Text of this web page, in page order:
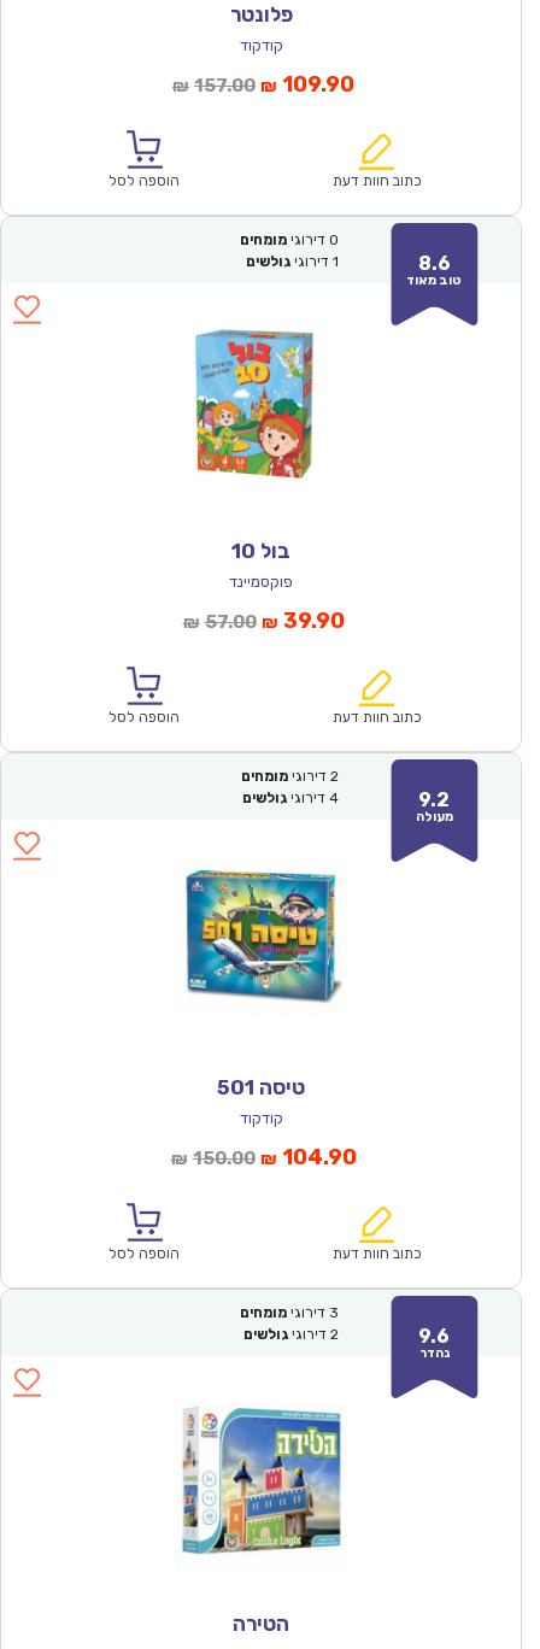
פלונטר
קודקוד
₪ 157.00המחיר
₪157.00.
₪ 109.90המחיר
הוא:
כתוב חוות דעת הוספה לסל
8.6
טוב מאוד
0 דירוגי מומחים
1 דירוגי גולשים
בול 10
פוקסמיינד
₪ 57.00המחיר
₪57.00.
₪ 39.90המחיר
הוא:
כתוב חוות דעת הוספה לסל
9.2
מעולה
2 דירוגי מומחים
4 דירוגי גולשים
טיסה 501
קודקוד
₪ 150.00המחיר
₪150.00.
₪ 104.90המחיר
הוא:
כתוב חוות דעת הוספה לסל
9.6
נהדר
3 דירוגי מומחים
2 דירוגי גולשים
הטירה